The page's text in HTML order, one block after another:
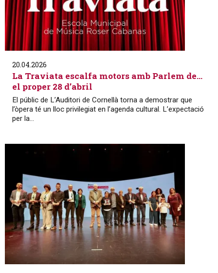
20.04.2026
La Traviata escalfa motors amb Parlem de…
el proper 28 d’abril
El públic de L’Auditori de Cornellà torna a demostrar que
l’òpera té un lloc privilegiat en l’agenda cultural. L’expectació
per la...